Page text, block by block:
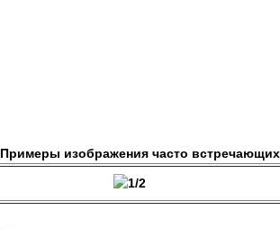
Примеры изображения часто